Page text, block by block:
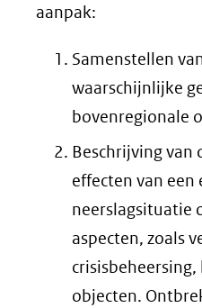
aanpak:
Samenstellen
waarschijnlijke
bovenregionale
Beschrijving van
effecten van een
neerslagsituatie
aspecten, zoals
objecten.